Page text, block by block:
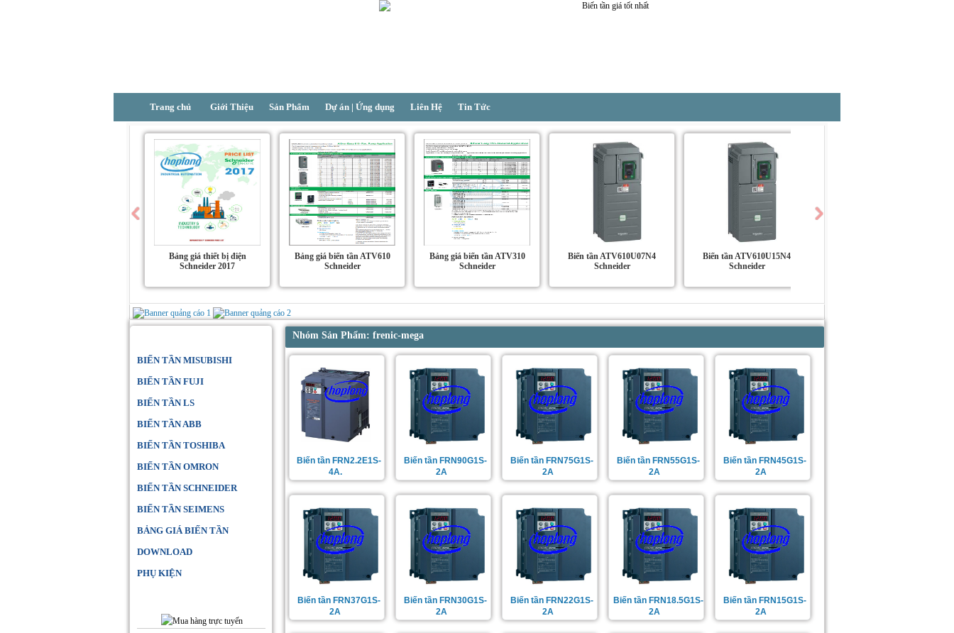
Trang chủ Giới Thiệu Sản Phẩm Dự án | Ứng dụng Liên Hệ Tin Tức
Bảng giá thiết bị điện
Schneider 2017
Bảng giá biến tần ATV610
Schneider
Bảng giá biến tần ATV310
Schneider
Biến tần ATV610U07N4
Schneider
Biến tần ATV610U15N4
Schneider
Nhóm Sản Phẩm: frenic-mega
Biến tần FRN2.2E1S-
4A.
Biến tần FRN90G1S-
2A
Biến tần FRN75G1S-
2A
Biến tần FRN55G1S-
2A
Biến tần FRN45G1S-
2A
Biến tần FRN37G1S-
2A
Biến tần FRN30G1S-
2A
Biến tần FRN22G1S-
2A
Biến tần FRN18.5G1S-
2A
Biến tần FRN15G1S-
2A
BIẾN TẦN MISUBISHI
BIẾN TẦN FUJI
BIẾN TẦN LS
BIẾN TẦN ABB
BIẾN TẦN TOSHIBA
BIẾN TẦN OMRON
BIẾN TẦN SCHNEIDER
BIẾN TẦN SEIMENS
BẢNG GIÁ BIẾN TẦN
DOWNLOAD
PHỤ KIỆN